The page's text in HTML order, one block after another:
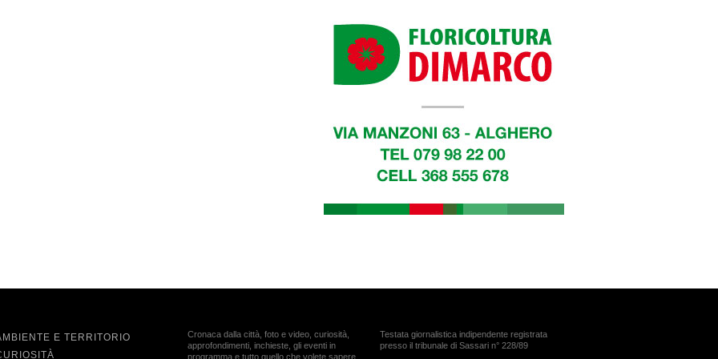
E TERRITORIO
Cronaca dalla città, foto e video, curiosità,
approfondimenti, inchieste, gli eventi in
programma e tutto quello che volete sapere
Testata giornalistica indipendente registrata
presso il tribunale di Sassari n° 228/89